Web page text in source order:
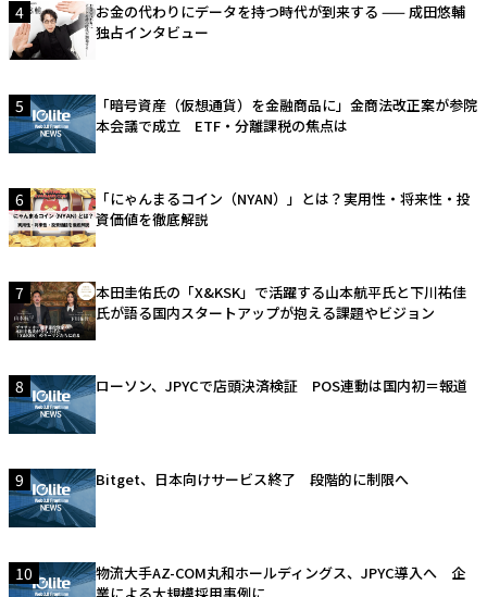
4
お金の代わりにデータを持つ時代が到来する —— 成田悠輔
独占インタビュー
5
「暗号資産（仮想通貨）を金融商品に」金商法改正案が参院
本会議で成立 ETF・分離課税の焦点は
6
「にゃんまるコイン（NYAN）」とは？実用性・将来性・投
資価値を徹底解説
7
本田圭佑氏の「X&KSK」で活躍する山本航平氏と下川祐佳
氏が語る国内スタートアップが抱える課題やビジョン
8 ローソン、JPYCで店頭決済検証 POS連動は国内初＝報道
9 Bitget、日本向けサービス終了 段階的に制限へ
10
物流大手AZ-COM丸和ホールディングス、JPYC導入へ 企